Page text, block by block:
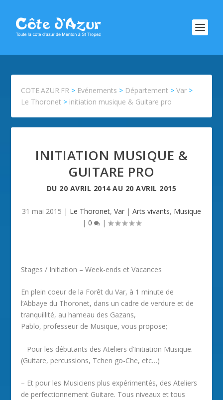
COTE.AZUR.FR > Evénements > Département >Var >
Le Thoronet > initiation musique & Guitare pro
INITIATION MUSIQUE &
GUITARE PRO
DU 20 AVRIL 2014AU 20 AVRIL 2015
31 mai 2015 | Le Thoronet, Var | Arts vivants, Musique
| 0 |
Stages / Initiation – Week-ends et Vacances
En plein coeur de la Forêt du Var, à 1 minute de
l’Abbaye du Thoronet, dans un cadre de verdure et de
tranquillité, au hameau des Gazans,
Pablo, professeur de Musique, vous propose;
– Pour les débutants des Ateliers d’Initiation Musique.
(Guitare, percussions, Tchen go-Che, etc…)
– Et pour les Musiciens plus expérimentés, des Ateliers
de perfectionnement Guitare. Tous niveaux et tous